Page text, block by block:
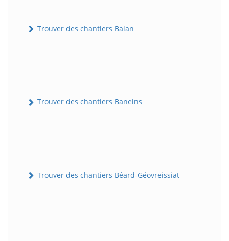
Trouver des chantiers Balan
Trouver des chantiers Baneins
Trouver des chantiers Béard-Géovreissiat